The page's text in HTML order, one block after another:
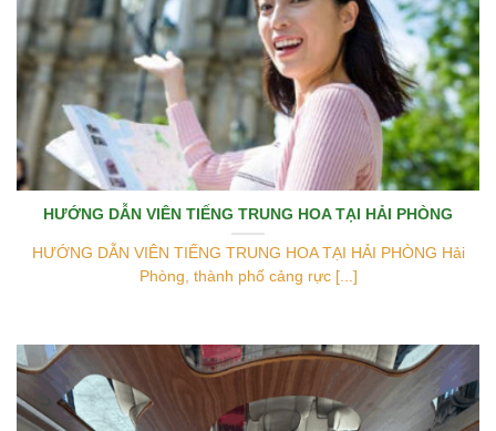
HƯỚNG DẪN VIÊN TIẾNG TRUNG HOA TẠI HẢI PHÒNG
HƯỚNG DẪN VIÊN TIẾNG TRUNG HOA TẠI HẢI PHÒNG Hải
Phòng, thành phố cảng rực [...]